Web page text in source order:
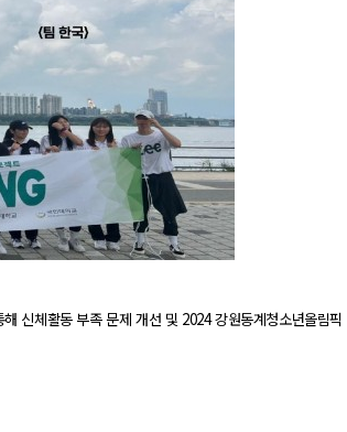
신체활동 부족 문제 개선 및 2024 강원동계청소년올림픽